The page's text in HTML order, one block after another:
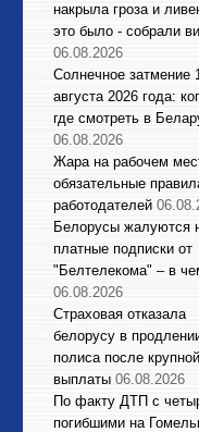
накрыла гроза и
это было - собрали
06.08.2026
Солнечное затмение
августа 2026 года:
где смотреть в
06.08.2026
Жара на рабочем
обязательные
работодателей
Белорусы жалуются
платные подписки от
"Белтелекома" – в
06.08.2026
Страховая отказала
белорусу в
полиса после крупной
выплаты 06.08.2026
По факту ДТП с
погибшими на